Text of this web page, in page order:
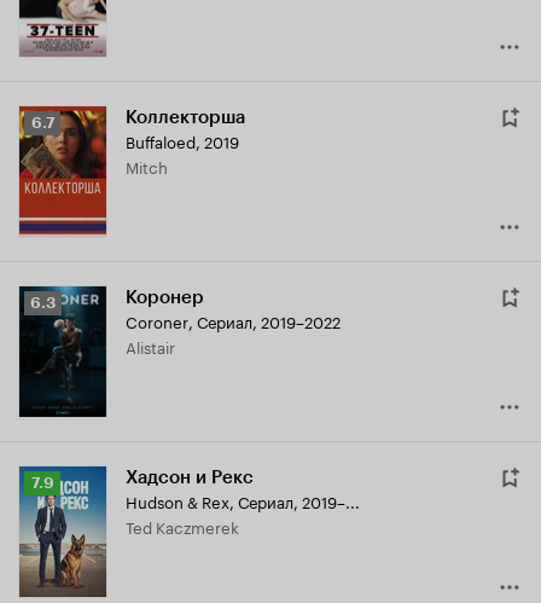
Рейтинг
Кинопоиска
6.7
6.7 Коллекторша
Buffaloed, 2019
Mitch
Рейтинг
Кинопоиска
6.3
6.3 Коронер
Coroner, Сериал, 2019–2022
Alistair
Рейтинг
Кинопоиска
7.9
7.9 Хадсон и Рекс
Hudson & Rex, Сериал, 2019–...
Ted Kaczmerek